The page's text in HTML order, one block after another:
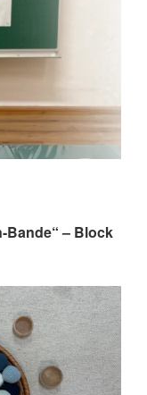
Bande“ – Block